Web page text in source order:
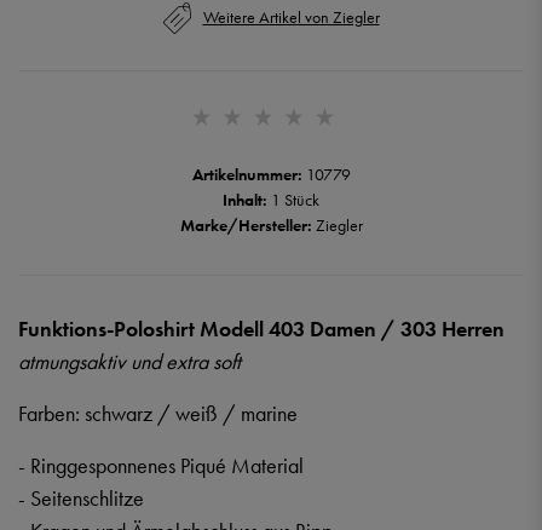
Artikelnummer: 10779
Inhalt: 1 Stück
Marke/Hersteller: Ziegler
Weitere Artikel von Ziegler
Funktions-Poloshirt Modell 403 Damen / 303 Herren
atmungsaktiv und extra soft
Farben: schwarz / weiß / marine
- Ringgesponnenes Piqué Material
- Seitenschlitze